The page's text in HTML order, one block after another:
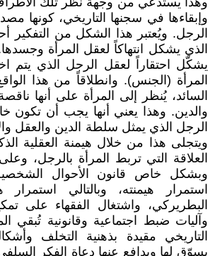
وإبقاءها في سجنها التاريخي، كونها
الرجل. ويُعتبر هذا الشكل من التفكير
الذي يشكل انتهاكاً لعقل المرأة
يشكّل احتقاراً لعقل الرجل الذي يتم
المرأة (الجنس). وانطلاقاً من هذا
السائد، يُنظر إلى المرأة على أنها
والدين. وهذا يعني أنها يجب أن تكون
الرجل الذي يمثل سلطة الدين والعقل
ويتجلى هذا من خلال هيمنة العقلية
العلاقة التي تربط المرأة بالرجل،
وبشكل خاص قانون الأحوال
استمرار هيمنته، وبالتالي استمرار
البطريركي، واشتغال الفقهاء على
وآليات ضبط اجتماعية وقانونية تُبقي
التاريخي مقيدة بذهنية التخلف
يسوّق لها ويدافع عنها دعاة الفكر